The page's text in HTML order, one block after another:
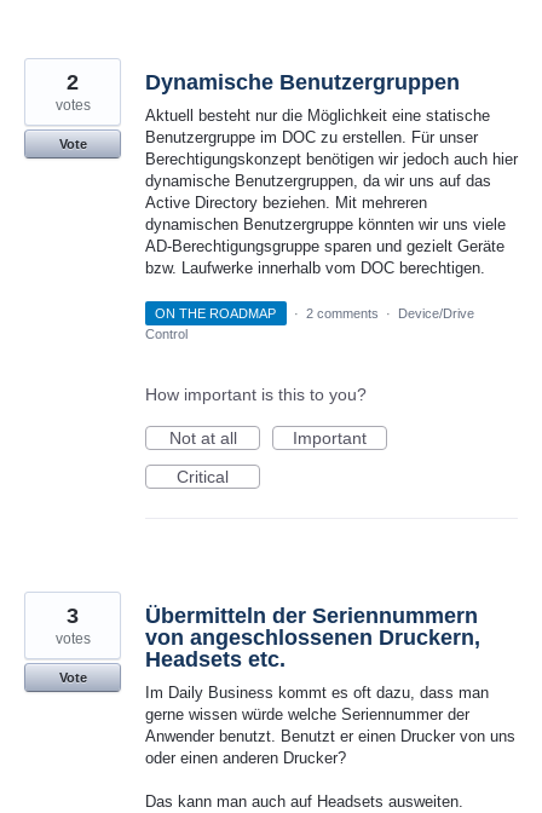
Dynamische Benutzergruppen
Aktuell besteht nur die Möglichkeit eine statische
Benutzergruppe im DOC zu erstellen. Für unser
Berechtigungskonzept benötigen wir jedoch auch hier
dynamische Benutzergruppen, da wir uns auf das
Active Directory beziehen. Mit mehreren
dynamischen Benutzergruppe könnten wir uns viele
AD-Berechtigungsgruppe sparen und gezielt Geräte
bzw. Laufwerke innerhalb vom DOC berechtigen.
2
votes
Vote
ON THE ROADMAP · 2 comments ·
Device/Drive
Control
How important is this to you?
Not at all
Important
Critical
Übermitteln der Seriennummern
von angeschlossenen Druckern,
Headsets etc.
Im Daily Business kommt es oft dazu, dass man
gerne wissen würde welche Seriennummer der
Anwender benutzt. Benutzt er einen Drucker von uns
oder einen anderen Drucker?
Das kann man auch auf Headsets ausweiten.
3
votes
Vote